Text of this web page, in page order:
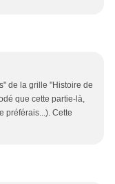
de la grille "Histoire de
que cette partie-là,
préférais...). Cette